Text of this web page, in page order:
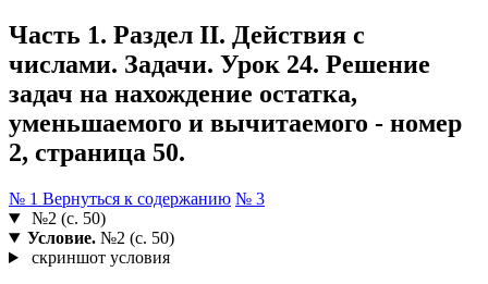
Часть 1. Раздел II. Действия с
числами. Задачи. Урок 24. Решение
задач на нахождение остатка,
уменьшаемого и вычитаемого - номер
2, страница 50.
№ 1 Вернуться к содержанию № 3
№2 (с. 50)
Условие.№2 (с. 50)
скриншот условия